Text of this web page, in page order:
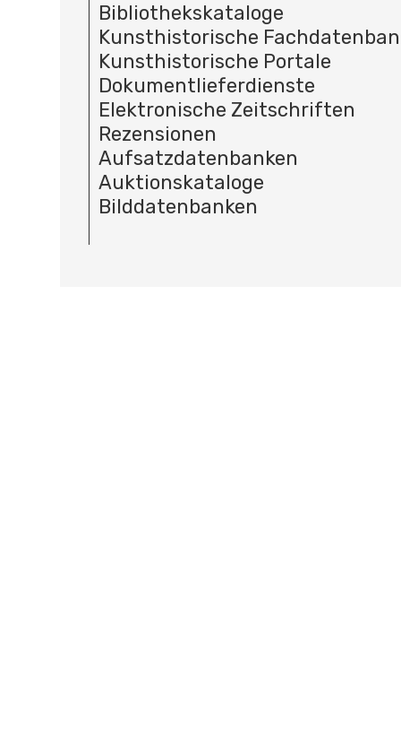
Bibliothekskataloge
Kunsthistorische
Kunsthistorische Portale
Dokumentlieferdienste
Elektronische Zeitschriften
Rezensionen
Aufsatzdatenbanken
Auktionskataloge
Bilddatenbanken